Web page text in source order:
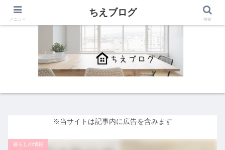
※当サイトは記事内に広告を含みます
暮らしの情報
メニュー
ちえブログ
検索